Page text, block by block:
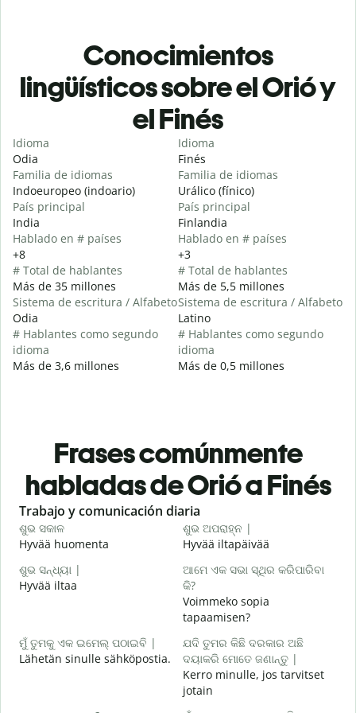
Conocimientos
lingüísticos sobre el Orió y
el Finés
Idioma
Odia
Familia de idiomas
Indoeuropeo (indoario)
País principal
India
Hablado en # países
+8
# Total de hablantes
Más de 35 millones
Sistema de escritura / Alfabeto
Odia
# Hablantes como segundo
idioma
Más de 3,6 millones
Idioma
Finés
Familia de idiomas
Urálico (fínico)
País principal
Finlandia
Hablado en # países
+3
# Total de hablantes
Más de 5,5 millones
Sistema de escritura / Alfabeto
Latino
# Hablantes como segundo
idioma
Más de 0,5 millones
Frases comúnmente
habladas de Orió a Finés
Slide 1 of 6
Trabajo y comunicación diaria
ଶୁଭ ସକାଳ
Hyvää huomenta
ଶୁଭ ଅପରାହ୍ନ |
Hyvää iltapäivää
ଶୁଭ ସନ୍ଧ୍ୟା |
Hyvää iltaa
ଆମେ ଏକ ସଭା ସ୍ଥିର କରିପାରିବା
କି?
Voimmeko sopia
tapaamisen?
ମୁଁ ତୁମକୁ ଏକ ଇମେଲ୍ ପଠାଇବି |
Lähetän sinulle sähköpostia.
ଯଦି ତୁମର କିଛି ଦରକାର ଅଛି
ଦୟାକରି ମୋତେ ଜଣାନ୍ତୁ |
Kerro minulle, jos tarvitset
jotain